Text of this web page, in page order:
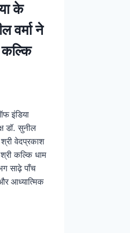
के
वर्मा ने
कल्कि
इंडिया
डॉ. सुनील
श्री वेदप्रकाश
श्री कल्कि धाम
साढ़े पाँच
आध्यात्मिक